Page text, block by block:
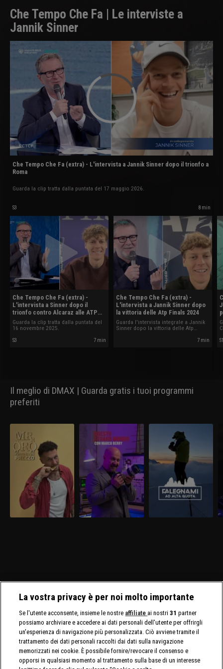
Che Tempo Che Fa | Le interviste a
Jannik Sinner
Che Tempo Che Fa (extra) - L'intervista a Jannik Sinner dopo il trionfo a
Roma
Guarda la clip tratta dalla puntata del 17 maggio 2026.
S3 8 min
Che Tempo Che Fa (extra) -
L'intervista a Sinner dopo il
trionfo contro Alcaraz alle ATP
Finals 2025
Guarda la clip tratta dalla puntata del
16 novembre 2025.
S3 7 min
Che Tempo Che Fa (extra) -
L'intervista a Jannik Sinner dopo
la vittoria delle Atp Finals 2024
Guarda l'intervista integrale a Jannik
Sinner dopo la vittoria delle Atp
7 min
Il meglio di DMAX | Guarda gratis i tuoi programmi
preferiti
La vostra privacy è per noi molto importante
Se l'utente acconsente, insieme le nostre affiliate ai nostri31 partner
possiamo archiviare e accedere ai dati personali dell'utente per offrirgli
un'esperienza di navigazione più personalizzata. Ciò avviene tramite il
trattamento dei dati personali raccolti dai dati sulla navigazione
memorizzati nei cookie. È possibile fornire/revocare il consenso e
opporsi in qualsiasi momento al trattamento sulla base di un interesse